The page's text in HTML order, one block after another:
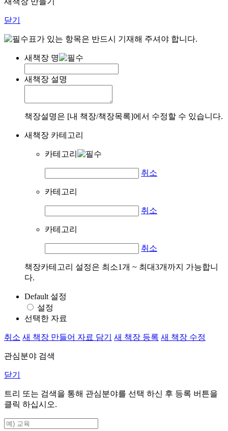
닫기
표가 있는 항목은 반드시 기재해 주셔야 합니다.
새책장 명
새책장 설명
책장설명은 [내 책장/책장목록]에서 수정할 수 있습니다.
새책장 카테고리
카테고리
취소
카테고리
취소
카테고리
취소
책장카테고리 설정은 최소1개 ~ 최대3개까지 가능합니
다.
Default 설정
설정
선택한 자료
취소 새 책장 만들어 자료 담기 새 책장 등록 새 책장 수정
관심분야 검색
닫기
트리 또는 검색을 통해 관심분야를 선택 하신 후 등록 버튼을
클릭 하십시오.